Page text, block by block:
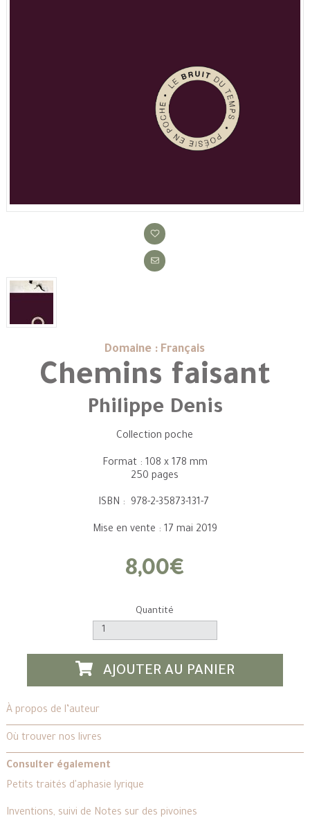
Domaine : Français
Chemins faisant
Philippe Denis
Collection poche
Format : 108 x 178 mm
250 pages
ISBN : 978-2-35873-131-7
Mise en vente : 17 mai 2019
8,00€
Quantité
AJOUTER AU PANIER
À propos de l’auteur
Où trouver nos livres
Consulter également
Petits traités d'aphasie lyrique
Inventions, suivi de Notes sur des pivoines